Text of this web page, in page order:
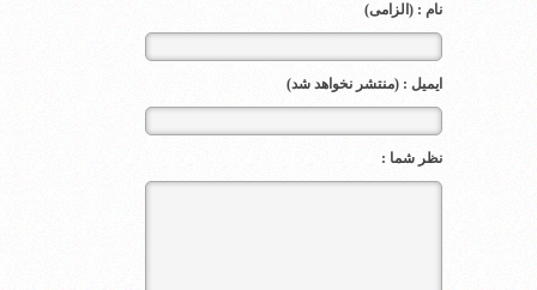
نام : (الزامی)
ایمیل : (منتشر نخواهد شد)
نظر شما :